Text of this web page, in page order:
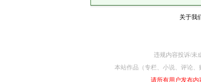
关于我
违规内容投诉/未
本站作品（专栏、小说、评论
请所有用户发布内